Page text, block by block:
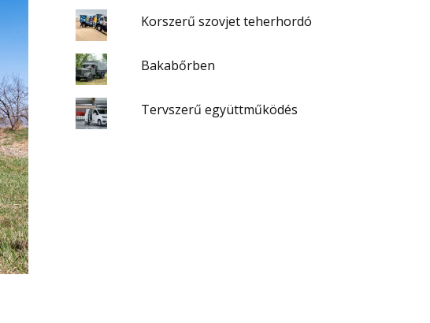
Korszerű szovjet teherhordó
Bakabőrben
Tervszerű együttműködés